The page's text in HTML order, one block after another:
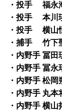
・投手 福
・投手 本
・投手 横山
・捕手 竹
・内野手 冨
・内野手 冨
・内野手 松岡
・内野手 丸
・内野手 横